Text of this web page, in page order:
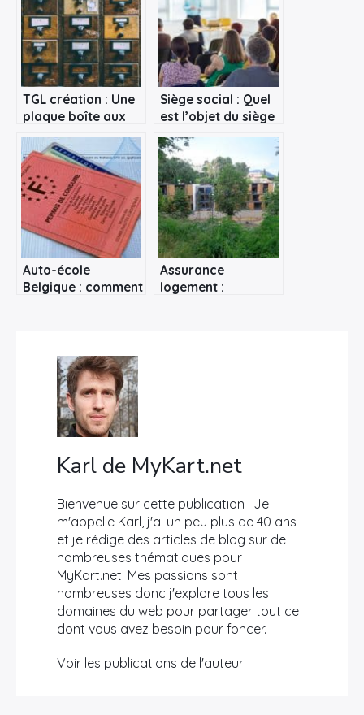
TGL création : Une
plaque boîte aux
lettres intéressante
?
Siège social : Quel
est l’objet du siège
social ?
Auto-école
Belgique : comment
Assurance
logement :
Karl de MyKart.net
Bienvenue sur cette publication ! Je
m'appelle Karl, j'ai un peu plus de 40 ans
et je rédige des articles de blog sur de
nombreuses thématiques pour
MyKart.net. Mes passions sont
nombreuses donc j'explore tous les
domaines du web pour partager tout ce
dont vous avez besoin pour foncer.
Voir les publications de l'auteur